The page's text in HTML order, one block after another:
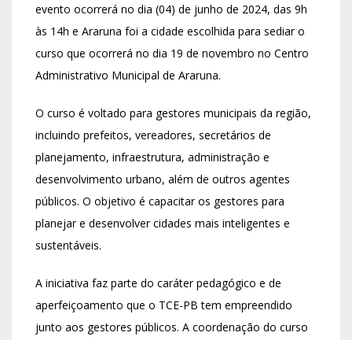
evento ocorrerá no dia (04) de junho de 2024, das 9h
às 14h e Araruna foi a cidade escolhida para sediar o
curso que ocorrerá no dia 19 de novembro no Centro
Administrativo Municipal de Araruna.
O curso é voltado para gestores municipais da região,
incluindo prefeitos, vereadores, secretários de
planejamento, infraestrutura, administração e
desenvolvimento urbano, além de outros agentes
públicos. O objetivo é capacitar os gestores para
planejar e desenvolver cidades mais inteligentes e
sustentáveis.
A iniciativa faz parte do caráter pedagógico e de
aperfeiçoamento que o TCE-PB tem empreendido
junto aos gestores públicos. A coordenação do curso